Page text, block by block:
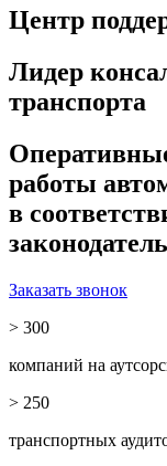
Центр
Лидер
транспорта
работы
в
Заказать звонок
> 300
компаний на
> 250
транспортных